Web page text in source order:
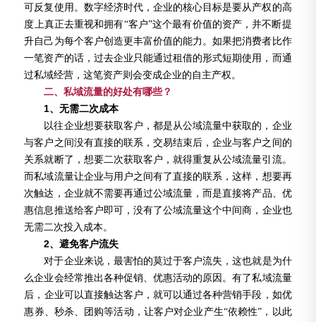
可反复使用。数字经济时代，企业的核心目标是要从产权的高
度上真正去重视和拥有“客户”这个最有价值的资产，并不断提
升自己为每个客户创造更丰富价值的能力。如果把消费者比作
一笔资产的话，过去企业只能通过租借的形式短期使用，而通
过私域经营，这笔资产则会变成企业的自主产权。
二、私域流量的好处有哪些？
1、无需二次成本
以往企业想要获取客户，都是从公域流量中获取的， 企业
与客户之间没有直接的联系，交易结束后，企业与客户之间的
关系就断了，想要二次获取客户，就得重复从公域流量引流。
而私域流量让企业与用户之间有了直接的联系，这样，想要再
次触达， 企业就不需要再通过公域流量，而是直接将产品、优
惠信息推送给客户即可，没有了公域流量这个中间商， 企业也
无需二次投入成本。
2、避免客户流失
对于企业来说，最害怕的莫过于客户流失，这也就是为什
么企业会经常推出各种促销、优惠活动的原因 。有了私域流量
后， 企业可以直接触达客户，就可以通过各种营销手段，如优
惠券、秒杀、团购等活动，让客户对企业产生“依赖性”，以此